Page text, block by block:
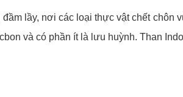
lầy, nơi các loại thực vật chết
và có phần ít là lưu huỳnh. Than